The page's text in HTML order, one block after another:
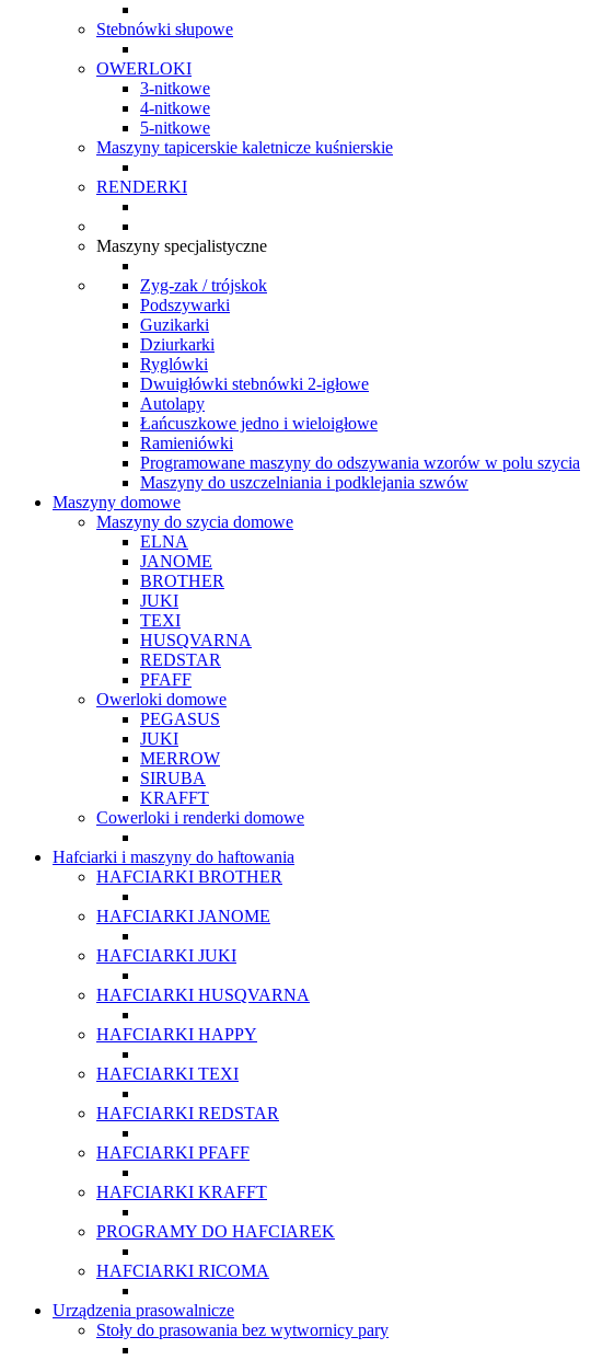
Stebnówki słupowe
OWERLOKI
3-nitkowe
4-nitkowe
5-nitkowe
Maszyny tapicerskie kaletnicze kuśnierskie
RENDERKI
Maszyny specjalistyczne
Zyg-zak / trójskok
Podszywarki
Guzikarki
Dziurkarki
Ryglówki
Dwuigłówki stebnówki 2-igłowe
Autolapy
Łańcuszkowe jedno i wieloigłowe
Ramieniówki
Programowane maszyny do odszywania wzorów w polu szycia
Maszyny do uszczelniania i podklejania szwów
Maszyny domowe
Maszyny do szycia domowe
ELNA
JANOME
BROTHER
JUKI
TEXI
HUSQVARNA
REDSTAR
PFAFF
Owerloki domowe
PEGASUS
JUKI
MERROW
SIRUBA
KRAFFT
Cowerloki i renderki domowe
Hafciarki i maszyny do haftowania
HAFCIARKI BROTHER
HAFCIARKI JANOME
HAFCIARKI JUKI
HAFCIARKI HUSQVARNA
HAFCIARKI HAPPY
HAFCIARKI TEXI
HAFCIARKI REDSTAR
HAFCIARKI PFAFF
HAFCIARKI KRAFFT
PROGRAMY DO HAFCIAREK
HAFCIARKI RICOMA
Urządzenia prasowalnicze
Stoły do prasowania bez wytwornicy pary